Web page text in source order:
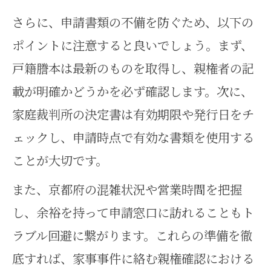
さらに、申請書類の不備を防ぐため、以下の
ポイントに注意すると良いでしょう。まず、
戸籍謄本は最新のものを取得し、親権者の記
載が明確かどうかを必ず確認します。次に、
家庭裁判所の決定書は有効期限や発行日をチ
ェックし、申請時点で有効な書類を使用する
ことが大切です。
また、京都府の混雑状況や営業時間を把握
し、余裕を持って申請窓口に訪れることもト
ラブル回避に繋がります。これらの準備を徹
底すれば、家事事件に絡む親権確認における